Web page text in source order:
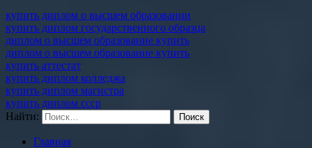
купить диплом о высшем образовании
купить диплом государственного образца
диплом о высшем образование купить
диплом о высшем образование купить
купить аттестат
купить диплом колледжа
купить диплом магистра
купить диплом ссср
Найти:
Главная